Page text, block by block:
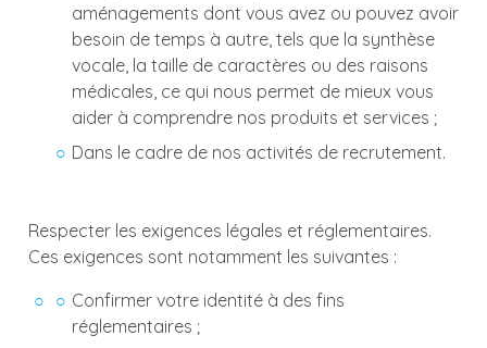
aménagements dont vous avez ou pouvez avoir
besoin de temps à autre, tels que la synthèse
vocale, la taille de caractères ou des raisons
médicales, ce qui nous permet de mieux vous
aider à comprendre nos produits et services ;
Dans le cadre de nos activités de recrutement.
Respecter les exigences légales et réglementaires.
Ces exigences sont notamment les suivantes :
Confirmer votre identité à des fins
réglementaires ;